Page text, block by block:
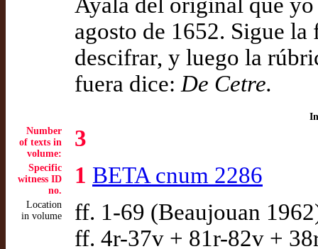
agosto de 1652. Sigue la
descifrar, y luego la
fuera dice: De Cetre.
Number
of texts in
volume:
3
Specific
witness ID
no.
1 BETA cnum 2286
Location
in volume
ff. 1-69 (Beaujouan
ff. 4r-37v + 81r-82v +